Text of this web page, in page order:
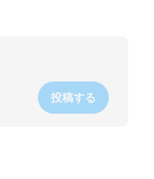
投稿する